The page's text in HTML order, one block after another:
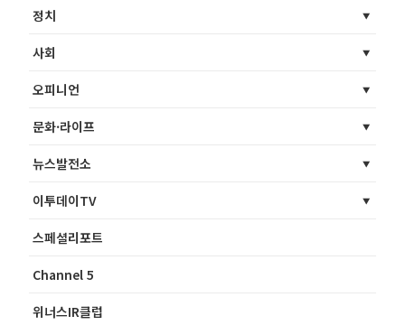
정치
사회
오피니언
문화·라이프
뉴스발전소
이투데이TV
스페셜리포트
Channel 5
위너스IR클럽